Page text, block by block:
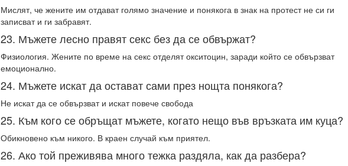
Мислят, че жените им отдават голямо значение и понякога в знак на протест не си ги
записват и ги забравят.
23. Мъжете лесно правят секс без да се обвържат?
Физиология. Жените по време на секс отделят окситоцин, заради който се обвързват
емоционално.
24. Мъжете искат да остават сами през нощта понякога?
Не искат да се обвързват и искат повече свобода
25. Към кого се обръщат мъжете, когато нещо във връзката им куца?
Обикновено към никого. В краен случай към приятел.
26. Ако той преживява много тежка раздяла, как да разбера?